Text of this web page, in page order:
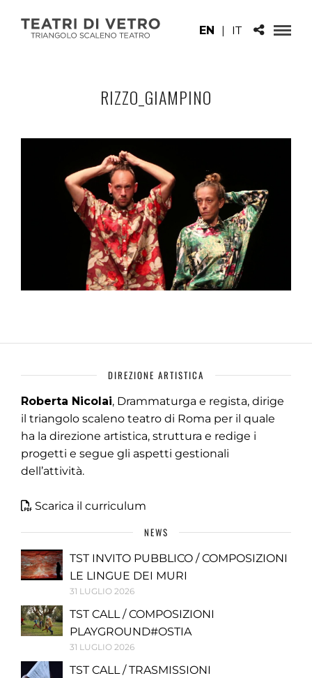
EN | IT
RIZZO_GIAMPINO
DIREZIONE ARTISTICA
Roberta Nicolai, Drammaturga e regista, dirige
il triangolo scaleno teatro di Roma per il quale
ha la direzione artistica, struttura e redige i
progetti e segue gli aspetti gestionali
dell’attività.
Scarica il curriculum
NEWS
TST INVITO PUBBLICO / COMPOSIZIONI
LE LINGUE DEI MURI
31 LUGLIO 2026
TST CALL / COMPOSIZIONI
PLAYGROUND#OSTIA
31 LUGLIO 2026
TST CALL / TRASMISSIONI